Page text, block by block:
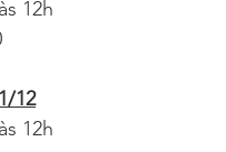
12h
12
12h